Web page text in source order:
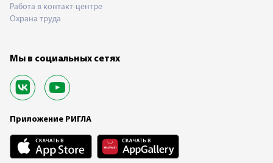
Работа в контакт-центре
Охрана труда
Мы в социальных сетях
Приложение РИГЛА